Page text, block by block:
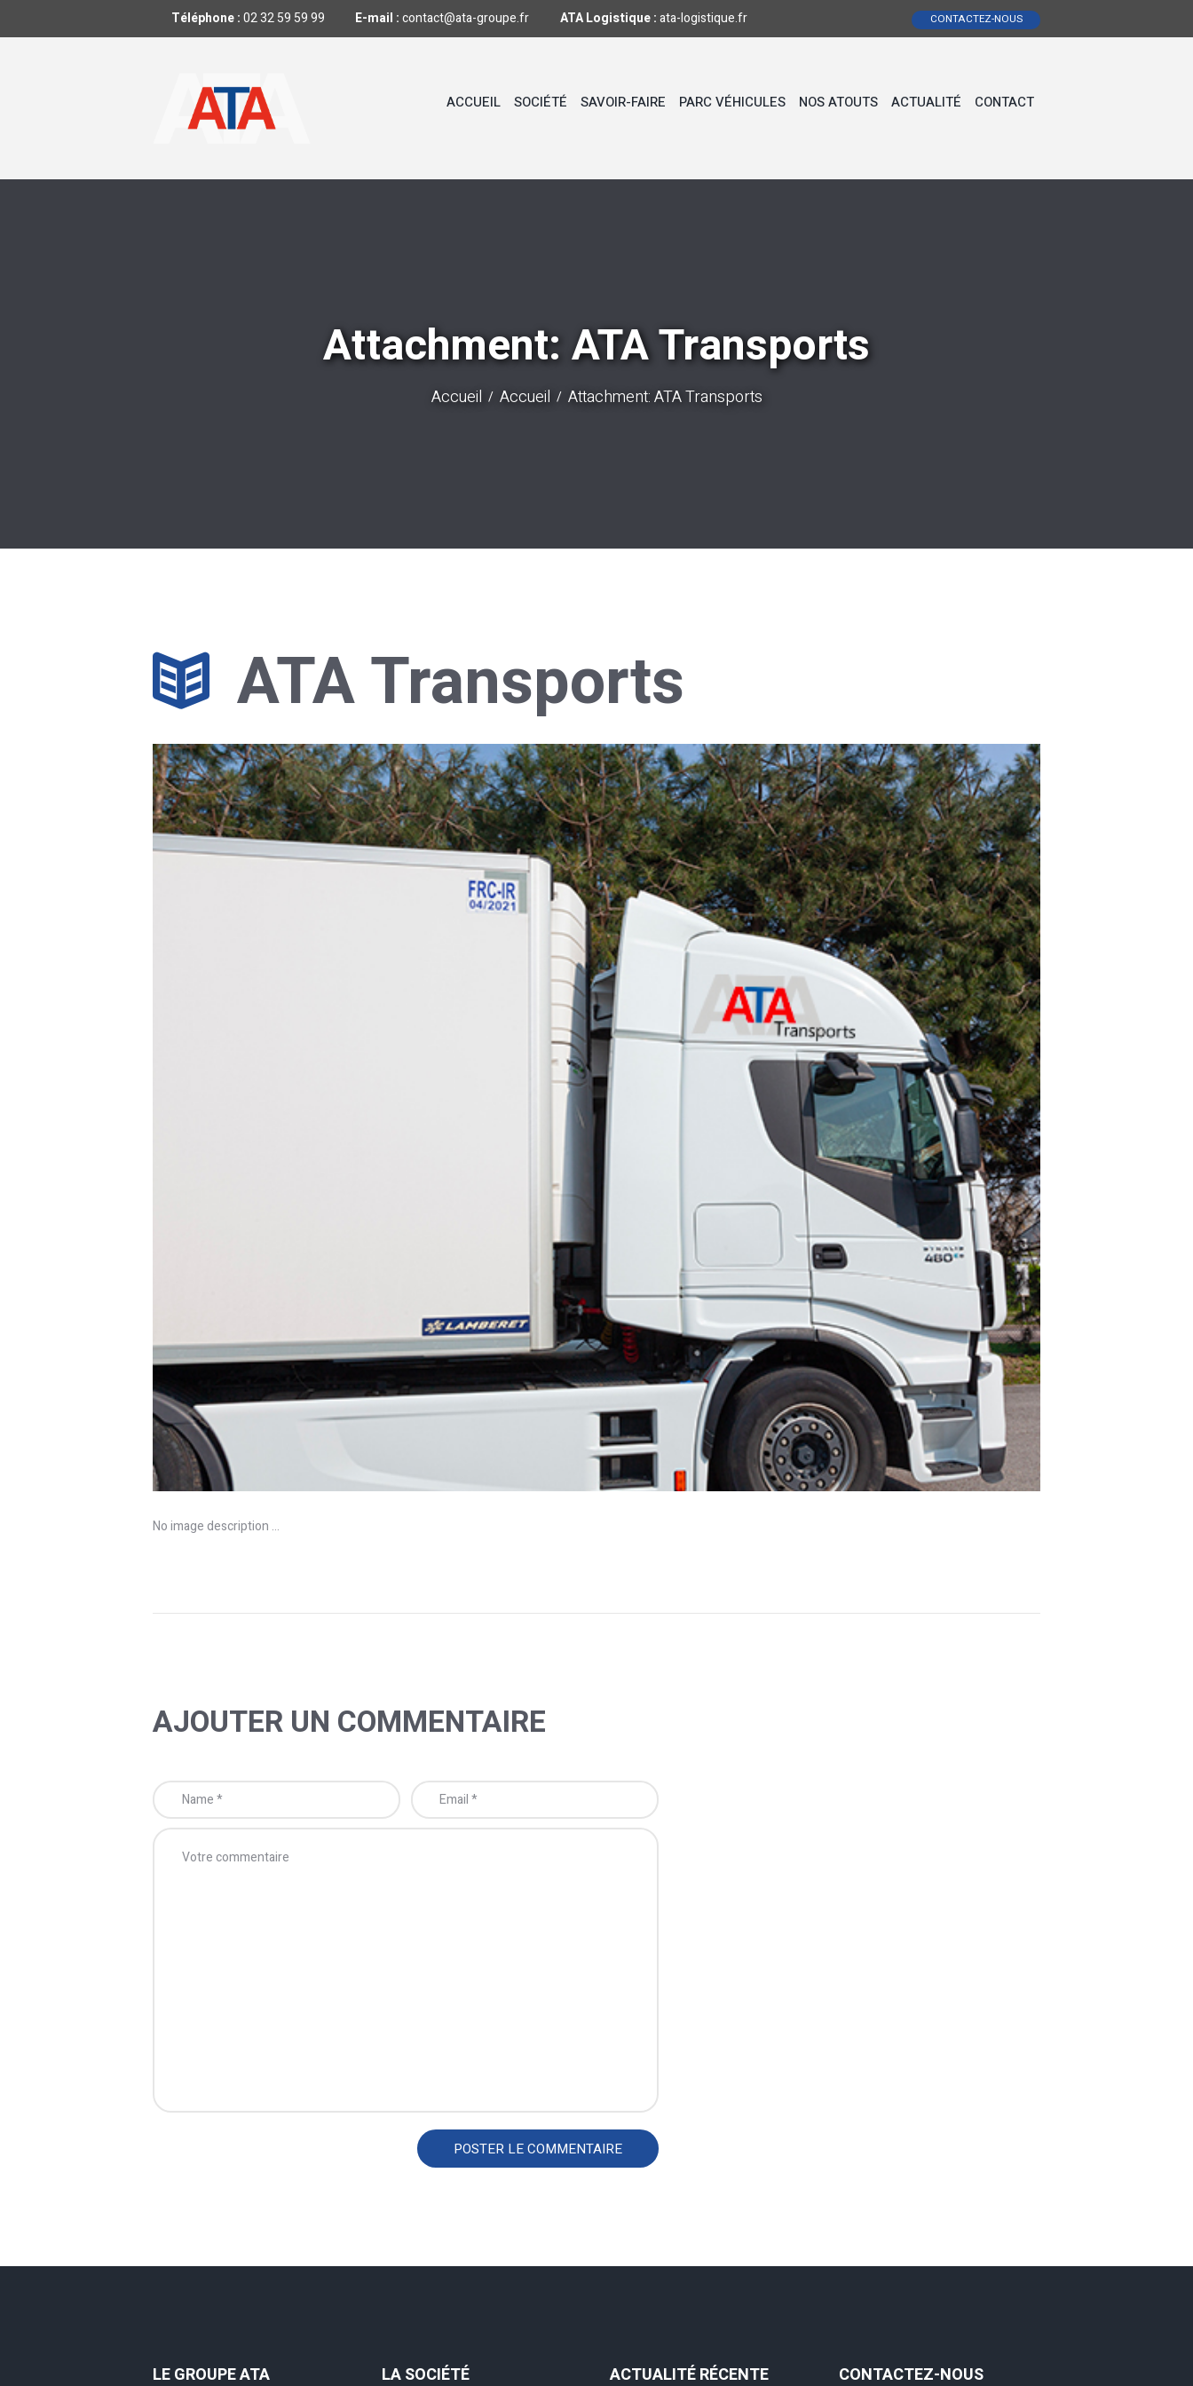
Téléphone :02 32 59 59 99 E-mail :contact@ata-groupe.fr ATA Logistique :ata-logistique.fr CONTACTEZ-NOUS
ACCUEIL SOCIÉTÉ SAVOIR-FAIRE PARC VÉHICULES NOS ATOUTS ACTUALITÉ CONTACT
Attachment: ATA Transports
Accueil Accueil Attachment: ATA Transports
ATA Transports
No image description ...
AJOUTER UN COMMENTAIRE
LE GROUPE ATA LA SOCIÉTÉ ACTUALITÉ RÉCENTE CONTACTEZ-NOUS